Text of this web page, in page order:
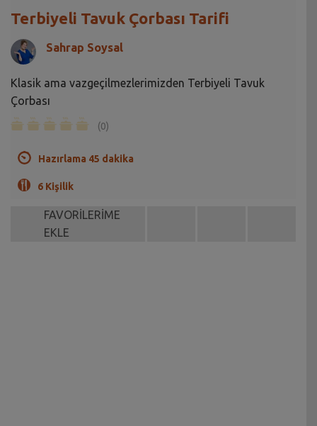
Terbiyeli Tavuk Çorbası Tarifi
Sahrap Soysal
Klasik ama vazgeçilmezlerimizden Terbiyeli Tavuk
Çorbası
(0)
Hazırlama 45 dakika
6 Kişilik
FAVORİLERİME
EKLE